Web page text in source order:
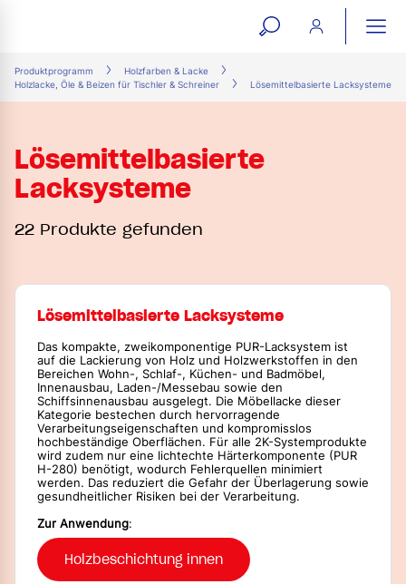
open
form
Produktprogramm
Holzfarben & Lacke
Holzlacke, Öle & Beizen für Tischler & Schreiner
Lösemittelbasierte Lacksysteme
Lösemittelbasierte
Lacksysteme
22 Produkte gefunden
Lösemittelbasierte Lacksysteme
Das kompakte, zweikomponentige PUR-Lacksystem ist
auf die Lackierung von Holz und Holzwerkstoffen in den
Bereichen Wohn-, Schlaf-, Küchen- und Badmöbel,
Innenausbau, Laden-/Messebau sowie den
Schiffsinnenausbau ausgelegt. Die Möbellacke dieser
Kategorie bestechen durch hervorragende
Verarbeitungseigenschaften und kompromisslos
hochbeständige Oberflächen. Für alle 2K-Systemprodukte
wird zudem nur eine lichtechte Härterkomponente (PUR
H-280) benötigt, wodurch Fehlerquellen minimiert
werden. Das reduziert die Gefahr der Überlagerung sowie
gesundheitlicher Risiken bei der Verarbeitung.
Zur Anwendung:
Holzbeschichtung innen